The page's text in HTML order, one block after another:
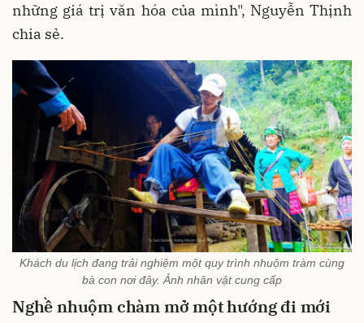
những giá trị văn hóa của mình", Nguyễn Thịnh
chia sẻ.
Khách du lịch đang trải nghiệm một quy trình nhuộm tràm cùng
bà con nơi đây. Ảnh nhân vật cung cấp
Nghề nhuộm chàm mở một hướng đi mới